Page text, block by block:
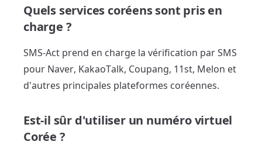
Quels services coréens sont pris en
charge ?
SMS-Act prend en charge la vérification par SMS
pour Naver, KakaoTalk, Coupang, 11st, Melon et
d'autres principales plateformes coréennes.
Est-il sûr d'utiliser un numéro virtuel
Corée ?